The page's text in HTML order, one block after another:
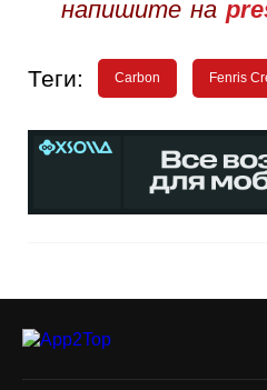
напишите на
Теги: Carbon Fenris